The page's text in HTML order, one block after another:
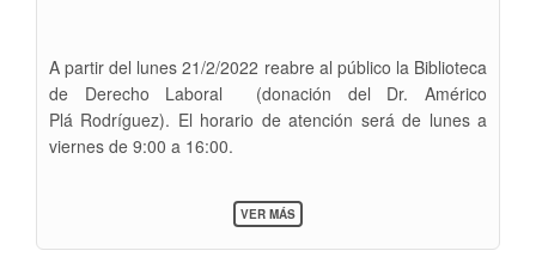
A partir del lunes 21/2/2022 reabre al público la Biblioteca
de Derecho Laboral (donación del Dr. Américo
Plá Rodríguez). El horario de atención será de lunes a
viernes de 9:00 a 16:00.
VER MÁSSOBRE
REAPERTURA